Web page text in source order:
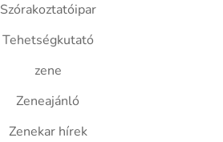
Szórakoztatóipar
Tehetségkutató
zene
Zeneajánló
Zenekar hírek